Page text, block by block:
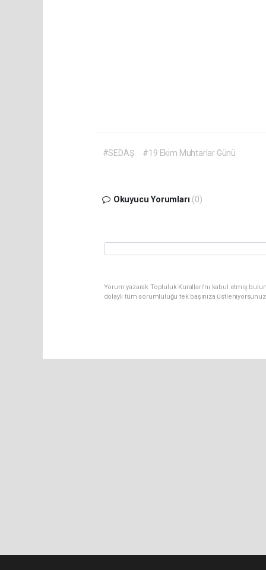
#SEDAŞ #19 Ekim Muhtarlar Günü
Okuyucu Yorumları (0)
Yorum yazarak Topluluk Kuralları’nı kabul etmiş
dolaylı tüm sorumluluğu tek başınıza